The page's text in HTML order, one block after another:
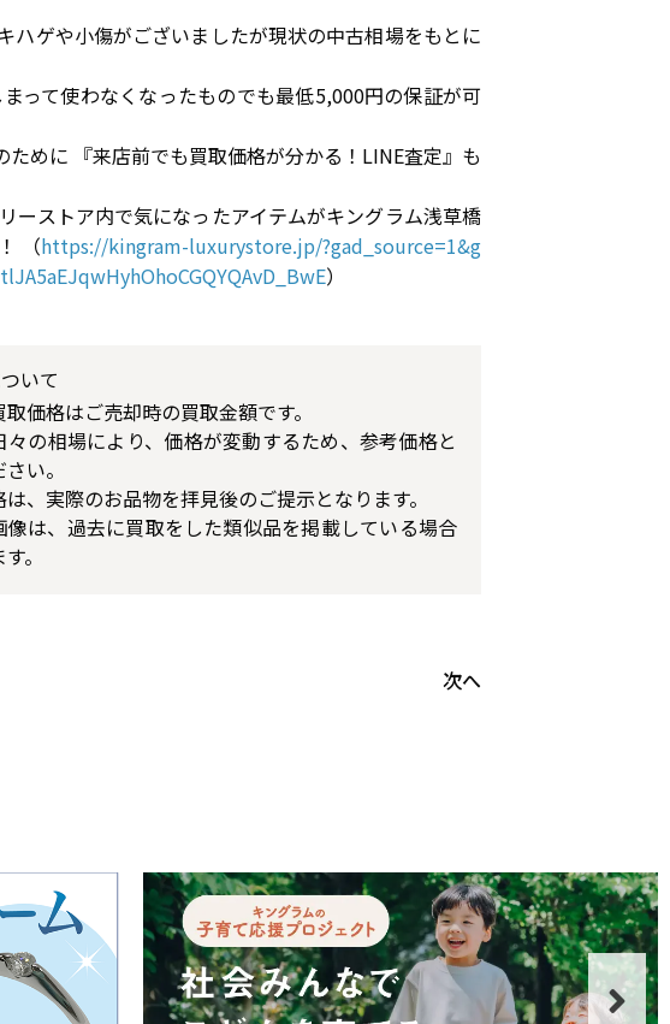
ハゲや小傷がございましたが現状の中古相場をもとに
って使わなくなったものでも最低5,000円の保証が可
めに 『来店前でも買取価格が分かる！LINE査定』も
ーストア内で気になったアイテムがキングラム浅草橋
（https://kingram-luxurystore.jp/?gad_source=1&g
）
いて
価格はご売却時の買取金額です。
々の相場により、価格が変動するため、参考価格と
い。
、実際のお品物を拝見後のご提示となります。
像は、過去に買取をした類似品を掲載している場合
。
次へ